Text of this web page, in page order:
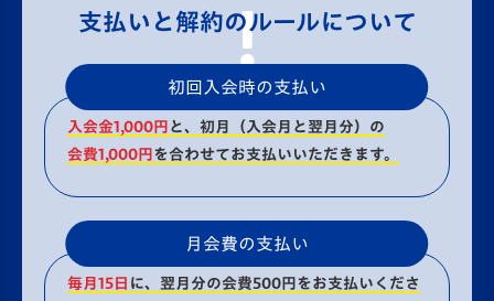
支払いと解約のルールについて
初回入会時の支払い
入会金1,000円 と、初月（入会月と翌月分）の
会費1,000円 を合わせてお支払いいただきます。
月会費の支払い
毎月15日 に、翌月分の会費500円をお支払いくださ